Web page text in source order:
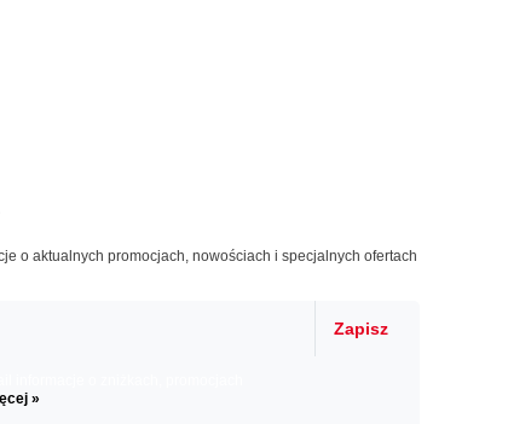
o aktualnych promocjach, nowościach i specjalnych ofertach
Zapisz
»